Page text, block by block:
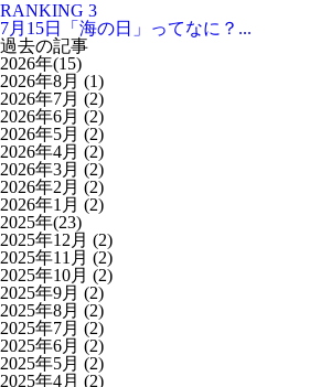
RANKING 3
7月15日「海の日」ってなに？...
過去の記事
2026年(15)
2026年8月 (1)
2026年7月 (2)
2026年6月 (2)
2026年5月 (2)
2026年4月 (2)
2026年3月 (2)
2026年2月 (2)
2026年1月 (2)
2025年(23)
2025年12月 (2)
2025年11月 (2)
2025年10月 (2)
2025年9月 (2)
2025年8月 (2)
2025年7月 (2)
2025年6月 (2)
2025年5月 (2)
2025年4月 (2)